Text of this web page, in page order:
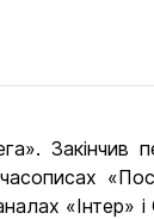
Закінчив
«Інтер»